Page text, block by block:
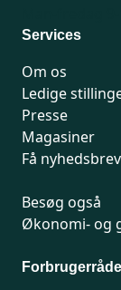
Services
Om os
Ledige
Presse
Magasiner
Få nyhedsbrev
Besøg også
Økonomi- og